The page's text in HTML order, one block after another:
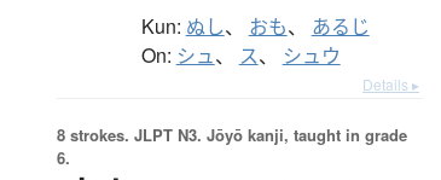
Kun: ぬし、 おも、 あるじ
On: シュ、 ス、 シュウ
Details ▸
8 strokes. JLPT N3. Jōyō kanji, taught in grade
6.